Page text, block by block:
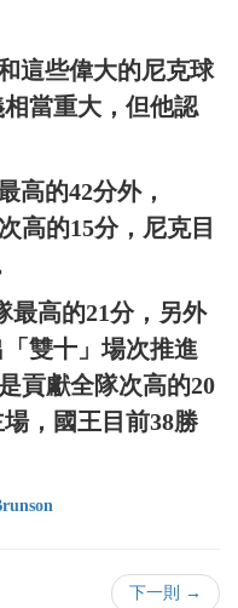
這些偉大的尼克球
當重大，但他認
高的42分外，
高的15分，尼克目
最高的21分，另外
雙十」場次推進
貢獻全隊次高的20
，國王目前38勝
下一則 →